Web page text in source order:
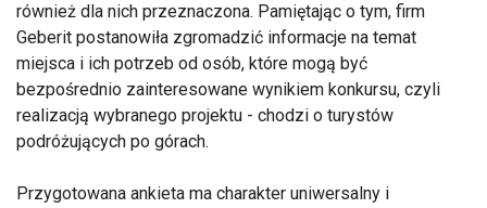
również dla nich przeznaczona. Pamiętając o tym, firm
Geberit postanowiła zgromadzić informacje na temat
miejsca i ich potrzeb od osób, które mogą być
bezpośrednio zainteresowane wynikiem konkursu, czyli
realizacją wybranego projektu - chodzi o turystów
podróżujących po górach.
Przygotowana ankieta ma charakter uniwersalny i